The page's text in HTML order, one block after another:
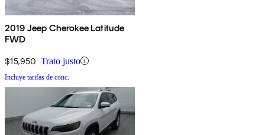
2019 Jeep Cherokee Latitude
FWD
$15,950 Trato justo
Incluye tarifas de conc.